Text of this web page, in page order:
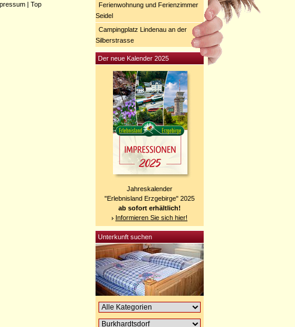
| Top
Ferienwohnung und Ferienzimmer
Seidel
Campingplatz Lindenau an der
Silberstrasse
Der neue Kalender 2025
Jahreskalender
"Erlebnisland Erzgebirge" 2025
ab sofort erhältlich!
Informieren Sie sich hier!
Unterkunft suchen